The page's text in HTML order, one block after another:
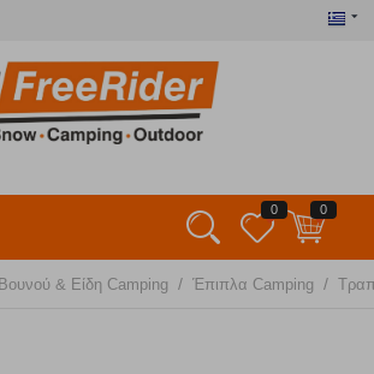
0 0
& Είδη Camping / Έπιπλα Camping /